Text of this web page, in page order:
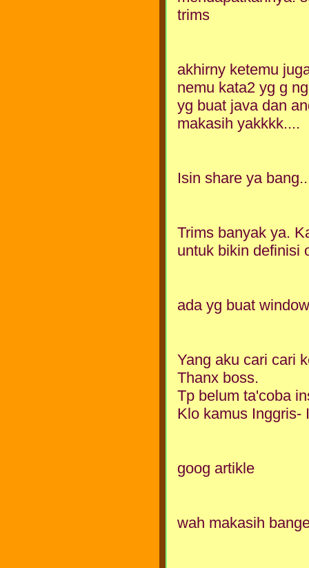
trims
akhirny ketemu
nemu kata2 yg g
yg buat java dan
makasih yakkkk....
Isin share ya
Trims banyak ya.
untuk bikin definisi
ada yg buat
Yang aku cari cari
Thanx boss.
Tp belum ta'coba
Klo kamus Inggris-
goog artikle
wah makasih